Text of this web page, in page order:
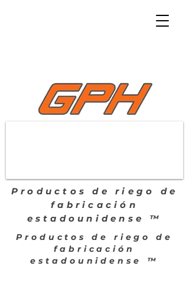
Productos de riego de
fabricación
estadounidense ™
Productos de riego de
fabricación
estadounidense ™